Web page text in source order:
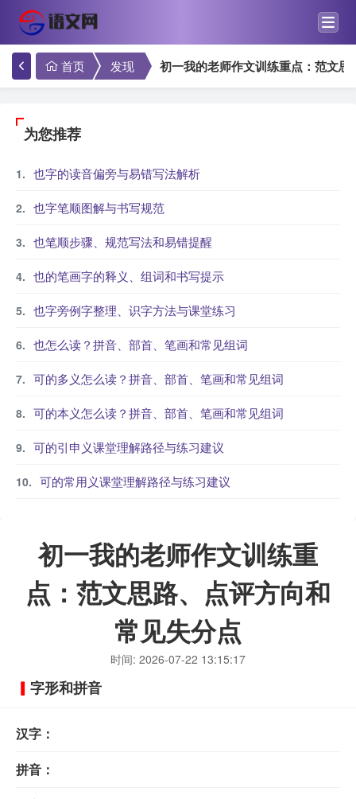
首页 发现 初一我的老师作文训练重点：范文
为您推荐
也字的读音偏旁与易错写法解析
也字笔顺图解与书写规范
也笔顺步骤、规范写法和易错提醒
也的笔画字的释义、组词和书写提示
也字旁例字整理、识字方法与课堂练习
也怎么读？拼音、部首、笔画和常见组词
可的多义怎么读？拼音、部首、笔画和常见组词
可的本义怎么读？拼音、部首、笔画和常见组词
可的引申义课堂理解路径与练习建议
可的常用义课堂理解路径与练习建议
初一我的老师作文训练重
点：范文思路、点评方向和
常见失分点
时间: 2026-07-22 13:15:17
字形和拼音
汉字：
拼音：